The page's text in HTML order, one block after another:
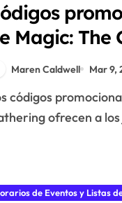
Magic: The
Maren Caldwell Mar 9,
ofrecen a
de Eventos y Listas